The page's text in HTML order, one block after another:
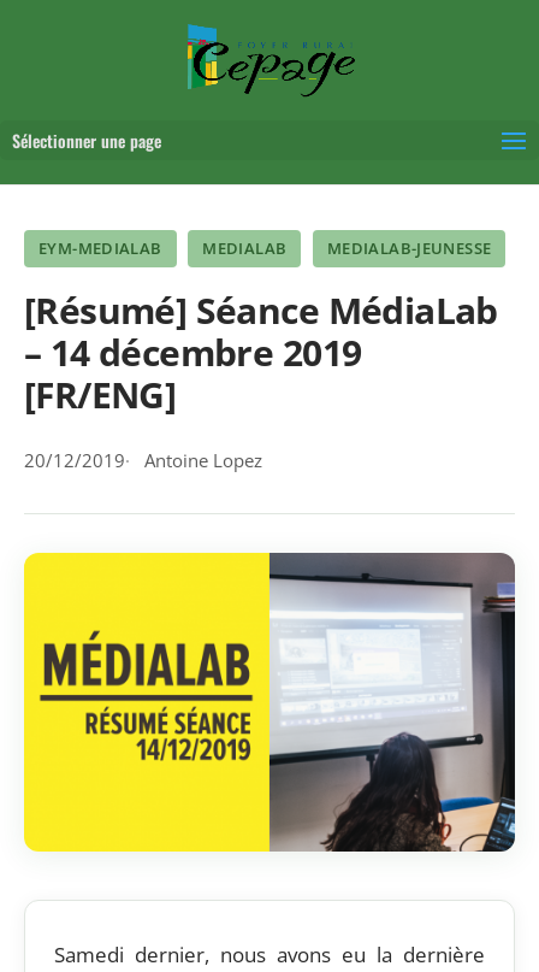
Sélectionner une page
EYM-MEDIALAB MEDIALAB MEDIALAB-JEUNESSE
[Résumé] Séance MédiaLab
– 14 décembre 2019
[FR/ENG]
20/12/2019 Antoine Lopez
Samedi dernier, nous avons eu la dernière